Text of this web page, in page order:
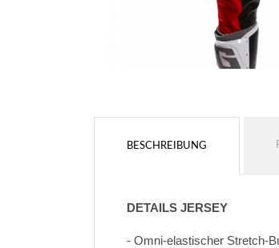
BESCHREIBUNG
DETAILS JERSEY
- Omni-elastischer Stretch-